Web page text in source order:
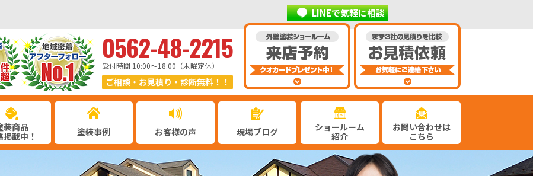
LINEで気軽に相談
0562-48-2215
受付時間 10:00〜18:00（木曜定休）
ご相談・お見積り・診断無料！！
装商品
掲載中！
塗装事例 お客様の声 現場ブログ
ショールーム
紹介
お問い合わせは
こちら